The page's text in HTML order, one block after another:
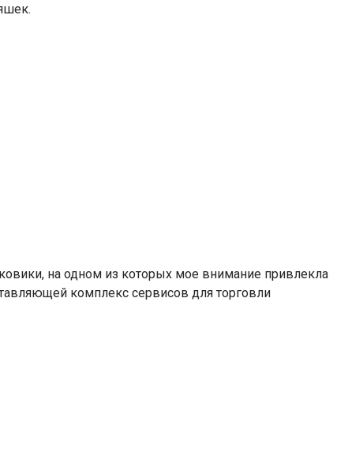
на одном из которых мое внимание привлекла
комплекс сервисов для торговли